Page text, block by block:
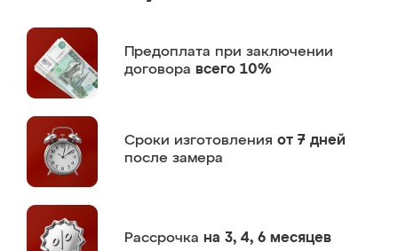
Предоплата при заключении
договора всего 10%
Сроки изготовления от 7 дней
после замера
Рассрочка на 3, 4, 6 месяцев